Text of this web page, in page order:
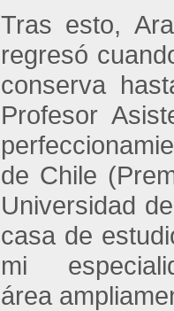
Tras esto,
regresó
conserva
Profesor
de Chile
Universidad
casa de
mi
área